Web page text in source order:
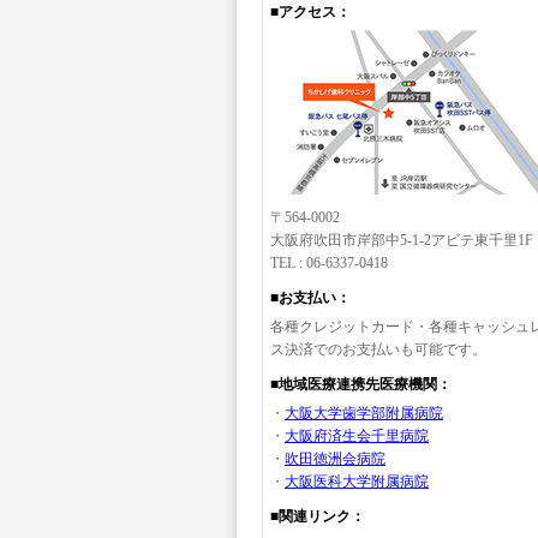
■アクセス：
〒564-0002
大阪府吹田市岸部中5-1-2アビテ東千里1F
TEL : 06-6337-0418
■お支払い：
各種クレジットカード・各種キャッシュ
ス決済でのお支払いも可能です。
■地域医療連携先医療機関：
・ 大阪大学歯学部附属病院
・ 大阪府済生会千里病院
・ 吹田徳洲会病院
・ 大阪医科大学附属病院
■関連リンク：